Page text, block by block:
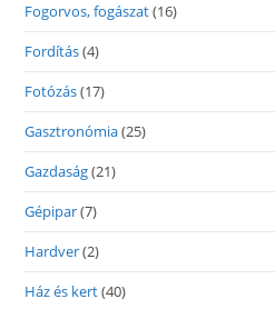
Fogorvos, fogászat(16)
Fordítás(4)
Fotózás(17)
Gasztronómia(25)
Gazdaság(21)
Gépipar(7)
Hardver(2)
Ház és kert(40)